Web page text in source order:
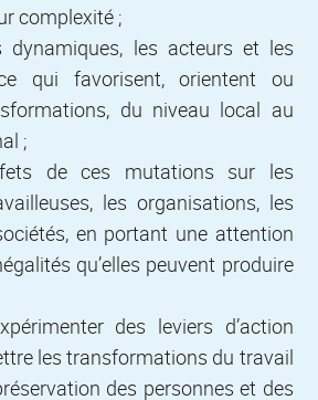
complexité ;
dynamiques, les acteurs et les
qui favorisent, orientent ou
du niveau local au
;
de ces mutations sur les
les organisations, les
en portant une attention
qu’elles peuvent produire
des leviers d’action
les transformations du travail
des personnes et des